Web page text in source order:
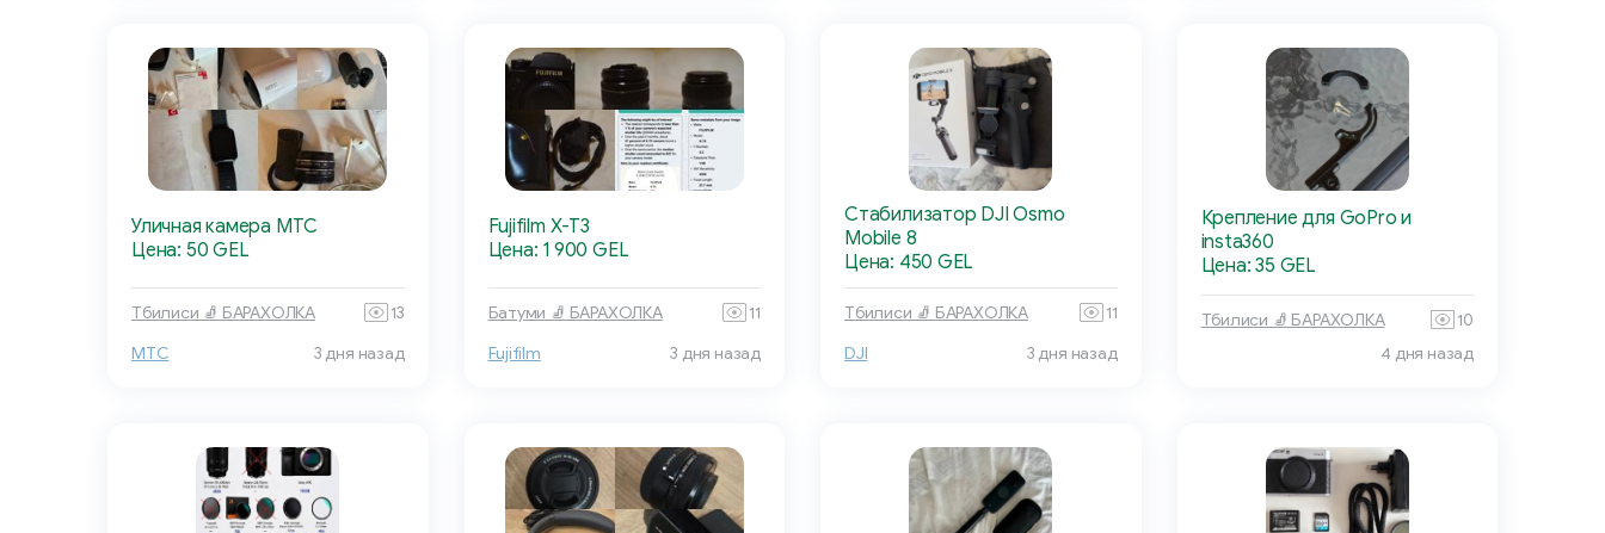
Уличная камера МТС
Цена: 50 GEL
Тбилиси 🧦 БАРАХОЛКА 13
МТС 3 дня назад
Fujifilm X-T3
Цена: 1 900 GEL
Батуми 🧦 БАРАХОЛКА 11
Fujifilm 3 дня назад
Стабилизатор DJI Osmo
Mobile 8
Цена: 450 GEL
Тбилиси 🧦 БАРАХОЛКА 11
DJI 3 дня назад
Крепление для GoPro и
insta360
Цена: 35 GEL
Тбилиси 🧦 БАРАХОЛКА
10
4 дня назад